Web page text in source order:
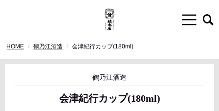
HOME 鶴乃江酒造 会津紀行カップ(180ml)
鶴乃江酒造
会津紀行カップ(180ml)